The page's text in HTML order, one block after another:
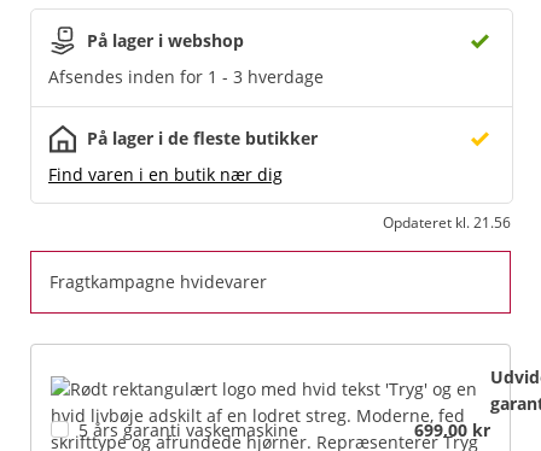
På lager i webshop
Afsendes inden for 1 - 3 hverdage
På lager i de fleste butikker
Find varen i en butik nær dig
Opdateret kl. 21.56
Fragtkampagne hvidevarer
5 års garanti vaskemaskine
699,00 kr